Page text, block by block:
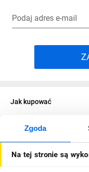
Zgoda
Na tej stronie są
Podaj adres e-mail
Jak kupować
O firmie